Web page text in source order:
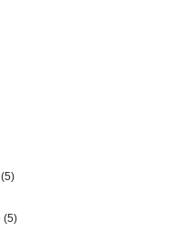
(5)
(5)